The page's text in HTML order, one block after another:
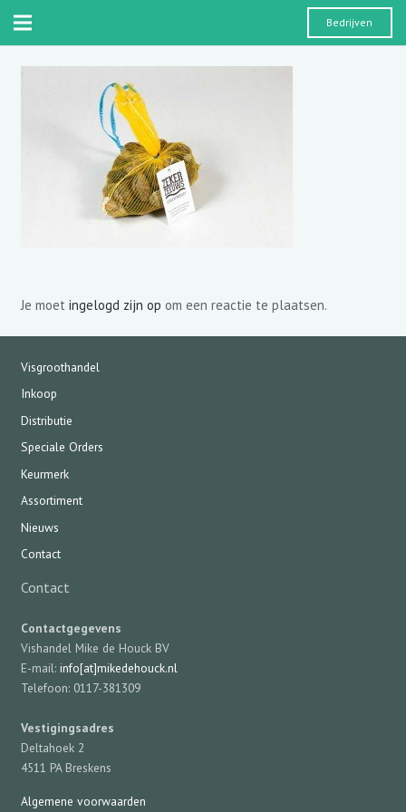
Bedrijven
Je moet ingelogd zijn op om een reactie te plaatsen.
Visgroothandel
Inkoop
Distributie
Speciale Orders
Keurmerk
Assortiment
Nieuws
Contact
Contact
Contactgegevens
Vishandel Mike de Houck BV
E-mail: info[at]mikedehouck.nl
Telefoon: 0117-381309
Vestigingsadres
Deltahoek 2
4511 PA Breskens
Algemene voorwaarden